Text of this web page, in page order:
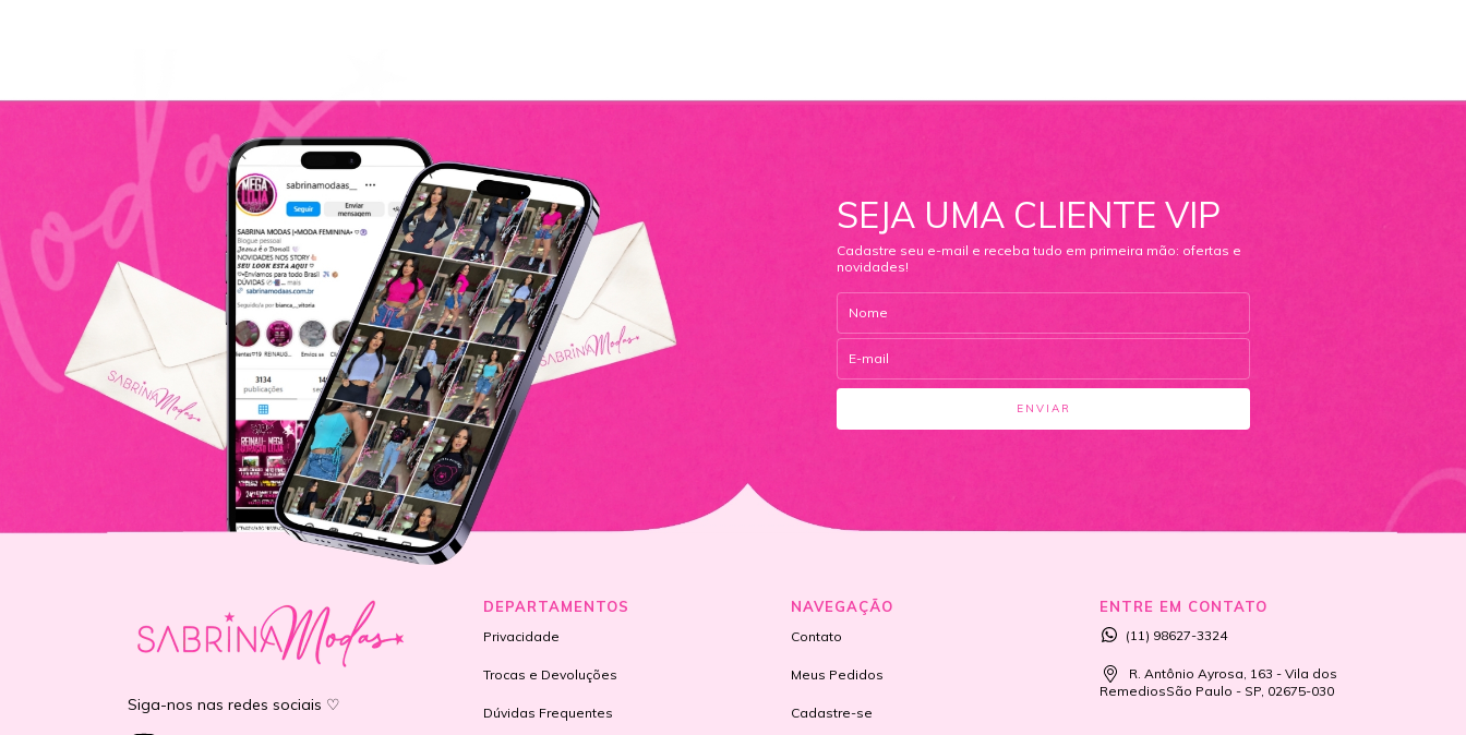
SEJA UMA CLIENTE VIP
Cadastre seu e-mail e receba tudo em primeira mão: ofertas e
novidades!
Siga-nos nas redes sociais ♡
DEPARTAMENTOS
Privacidade
Trocas e Devoluções
Dúvidas Frequentes
NAVEGAÇÃO
Contato
Meus Pedidos
Cadastre-se
ENTRE EM CONTATO
(11) 98627-3324
R. Antônio Ayrosa, 163 - Vila dos
RemediosSão Paulo - SP, 02675-030